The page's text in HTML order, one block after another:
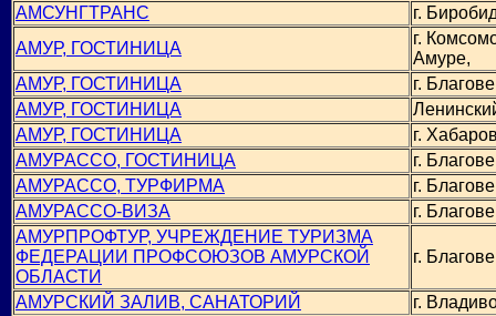
АМСУНГТРАНС
г.
АМУР, ГОСТИНИЦА
г.
Амуре,
АМУР, ГОСТИНИЦА
г.
АМУР, ГОСТИНИЦА
АМУР, ГОСТИНИЦА
г.
АМУРАССО, ГОСТИНИЦА
г.
АМУРАССО, ТУРФИРМА
г.
АМУРАССО-ВИЗА
г.
АМУРПРОФТУР, УЧРЕЖДЕНИЕ ТУРИЗМА
ФЕДЕРАЦИИ ПРОФСОЮЗОВ АМУРСКОЙ
ОБЛАСТИ
г.
АМУРСКИЙ ЗАЛИВ, САНАТОРИЙ
г.